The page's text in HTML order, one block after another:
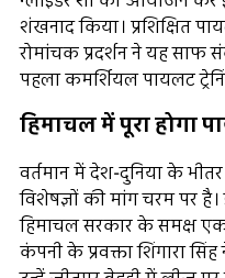
शंखनाद किया। प्रशिक्षित
रोमांचक प्रदर्शन ने यह साफ
पहला कमर्शियल पायलट
हिमाचल में पूरा होगा
वर्तमान में देश-दुनिया के
विशेषज्ञों की मांग चरम पर
हिमाचल सरकार के समक्ष एक
कंपनी के प्रवक्ता शिंगारा